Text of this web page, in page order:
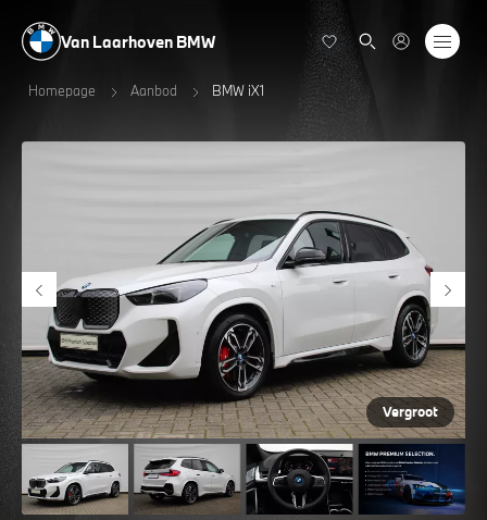
Van Laarhoven BMW
Homepage Aanbod BMW iX1
Vergroot